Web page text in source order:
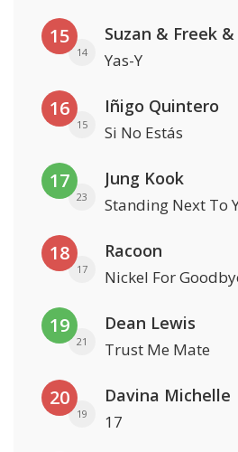
15
14
Suzan & Freek
Yas-Y
16
15
Iñigo Quintero
Si No Estás
17
23
Jung Kook
Standing Next To
18
17
Racoon
Nickel For
19
21
Dean Lewis
Trust Me Mate
20
19
Davina Michelle
17